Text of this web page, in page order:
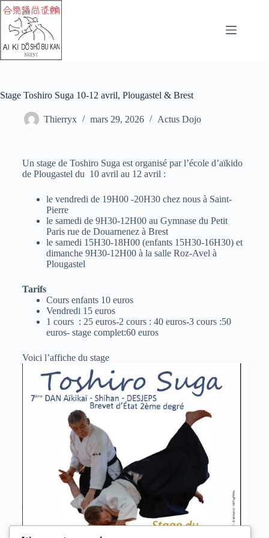
Stage Toshiro Suga 10-12 avril, Plougastel & Brest
Thierryx mars 29, 2026 Actus Dojo
Un stage de Toshiro Suga est organisé par l’école d’aïkido
de Plougastel du 10 avril au 12 avril :
le vendredi de 19H00 -20H30 chez nous à Saint-
Pierre
le samedi de 9H30-12H00 au Gymnase du Petit
Paris rue de Douarnenez à Brest
le samedi 15H30-18H00 (enfants 15H30-16H30) et
dimanche 9H30-12H00 à la salle Roz-Avel à
Plougastel
Tarifs
Cours enfants 10 euros
Vendredi 15 euros
1 cours : 25 euros-2 cours : 40 euros-3 cours :50
euros- stage complet:60 euros
Voici l’affiche du stage